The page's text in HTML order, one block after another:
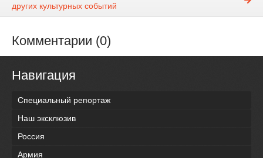
других культурных событий
Комментарии (0)
Навигация
Специальный репортаж
Наш эксклюзив
Россия
Армия